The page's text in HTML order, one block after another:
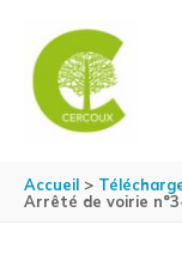
Accueil
Arrêté de voirie